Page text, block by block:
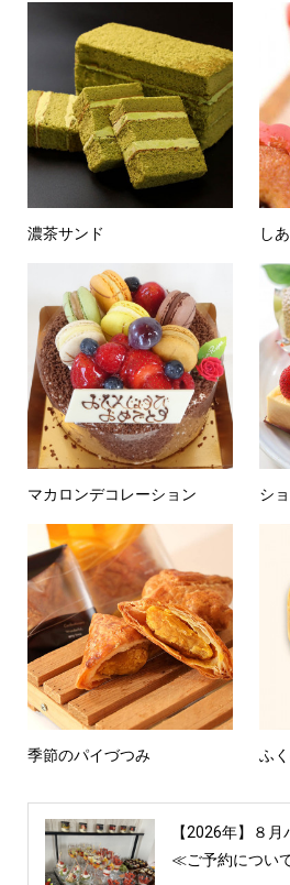
濃茶サンド し
マカロンデコレーション シ
季節のパイづつみ ふ
【2026年】８
≪ご予約について